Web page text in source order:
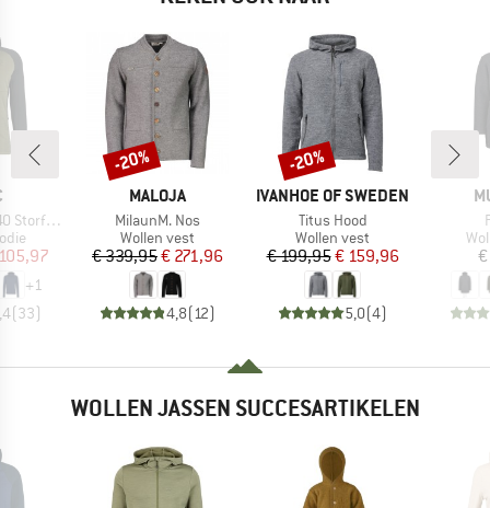
Zip Hoody
prijs
+1
(33)
MERK
MALOJA
Artikel
MilaunM. Nos
Productgroep
Wollen vest
Prijs
€ 339,95Verlaagde prijs
€ 271,96
4,8(12)
Korting
-20%
MERK
IVANHOE OF SWEDEN
Artikel
Titus Hood
Productgroep
Wollen vest
Prijs
€ 199,95Verlaagde prijs
€ 159,96
5,0(4)
Korting
-20%
WOLLEN JASSEN SUCCESARTIKELEN